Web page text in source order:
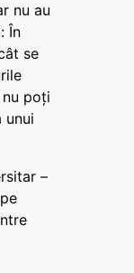
nu au
În
se
poți
unui
–